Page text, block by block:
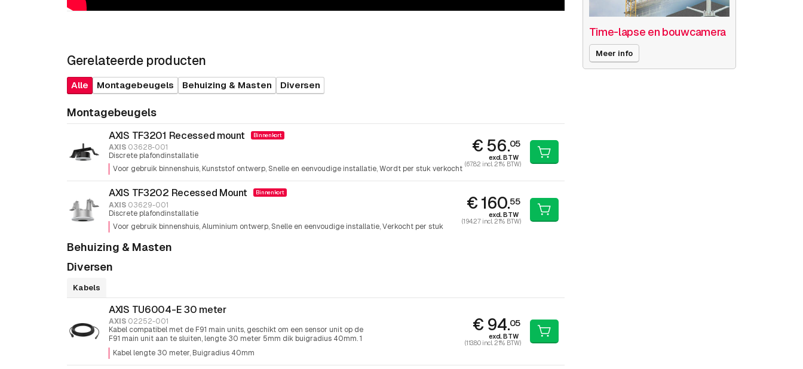
Gerelateerde producten
Alle Montagebeugels Behuizing & Masten Diversen
Montagebeugels
AXIS TF3201 Recessed mount Binnenkort
AXIS 03628-001
Discrete plafondinstallatie
Voor gebruik binnenshuis Kunststof ontwerp Snelle en eenvoudige installatie Wordt per stuk verkocht
€ 56.05
excl. BTW
(67.82 incl. 21% BTW)
AXIS TF3202 Recessed Mount Binnenkort
AXIS 03629-001
Discrete plafondinstallatie
Voor gebruik binnenshuis Aluminium ontwerp Snelle en eenvoudige installatie Verkocht per stuk
€ 160.55
excl. BTW
(194.27 incl. 21% BTW)
Behuizing & Masten
Diversen
Kabels
AXIS TU6004-E 30 meter
AXIS 02252-001
Kabel compatibel met de F91 main units, geschikt om een sensor unit op de
F91 main unit aan te sluiten, lengte 30 meter 5mm dik buigradius 40mm. 1
stuk
Kabel lengte 30 meter Buigradius 40mm
€ 94.05
excl. BTW
(113.80 incl. 21% BTW)
Time-lapse en bouwcamera
Meer info